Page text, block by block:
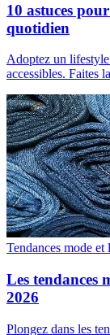
10 astuces
quotidien
Adoptez un lifestyle
accessibles. Faites
Tendances mode et
Les tendances
2026
Plongez dans les